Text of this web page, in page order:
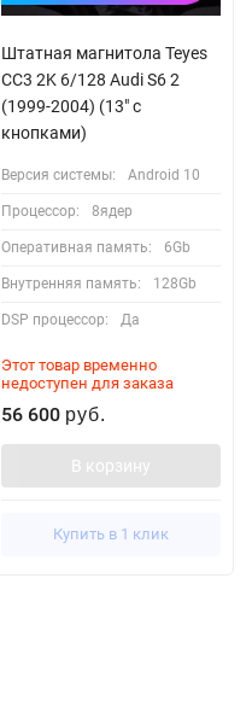
Штатная магнитола Teyes
CC3 2K 6/128 Audi S6 2
(1999-2004) (13" с
кнопками)
Версия системы: Android 10
Процессор: 8ядер
Оперативная память: 6Gb
Внутренняя память: 128Gb
DSP процессор: Да
Этот товар временно
недоступен для заказа
56 600 руб.
В корзину
Купить в 1 клик